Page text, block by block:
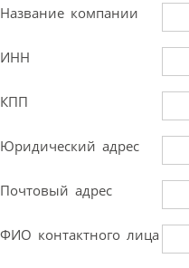
Название компании
ИНН
КПП
Юридический адрес
Почтовый адрес
ФИО контактного лица